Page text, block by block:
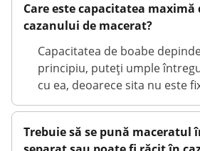
Care este capacitatea maximă
cazanului de macerat?
Capacitatea de boabe
principiu, puteți umple
cu ea, deoarece sita nu este
Trebuie să se pună maceratul